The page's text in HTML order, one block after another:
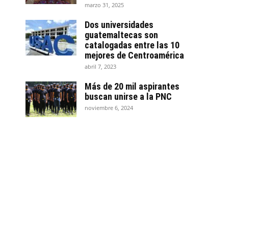
marzo 31, 2025
Dos universidades
guatemaltecas son
catalogadas entre las 10
mejores de Centroamérica
abril 7, 2023
Más de 20 mil aspirantes
buscan unirse a la PNC
noviembre 6, 2024